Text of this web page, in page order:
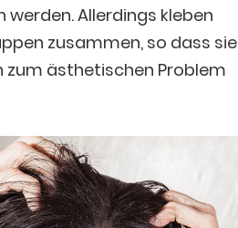
Allerdings kleben
zusammen, so dass sie
zum ästhetischen Problem